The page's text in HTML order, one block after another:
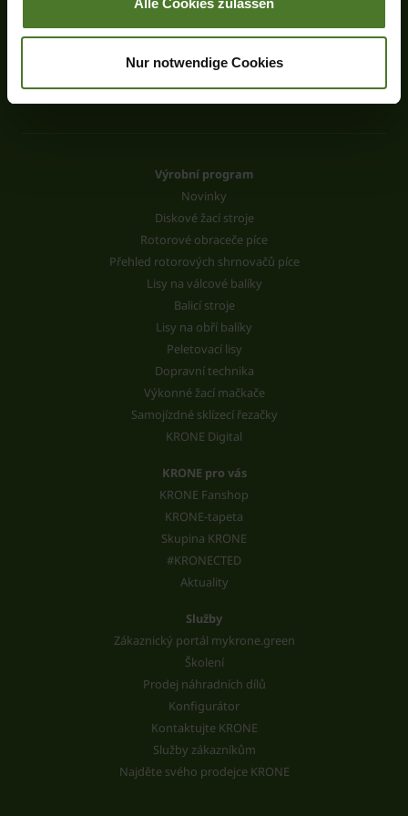
Nur notwendige Cookies
info.ldm@krone.de
Výrobní program
Novinky
Diskové žací stroje
Rotorové obraceče píce
Přehled rotorových shrnovačů píce
Lisy na válcové balíky
Balicí stroje
Lisy na obří balíky
Peletovací lisy
Dopravní technika
Výkonné žací mačkače
Samojízdné sklízecí řezačky
KRONE Digital
KRONE pro vás
KRONE Fanshop
KRONE-tapeta
Skupina KRONE
#KRONECTED
Aktuality
Služby
Zákaznický portál mykrone.green
Školení
Prodej náhradních dílů
Konfigurátor
Kontaktujte KRONE
Služby zákazníkům
Najděte svého prodejce KRONE